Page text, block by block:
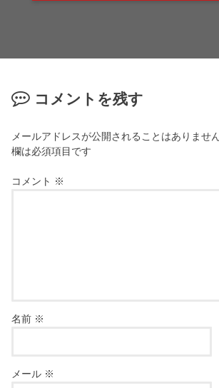
コメントを残す
メールアドレスが公開されることはありません
欄は必須項目です
コメント ※
名前 ※
メール ※